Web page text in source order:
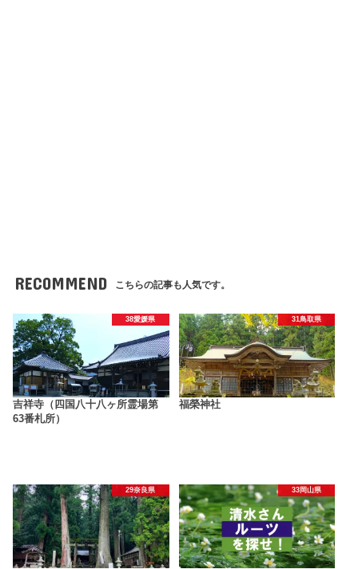
RECOMMEND こちらの記事も人気です。
38愛媛県
吉祥寺（四国八十八ヶ所霊場第
63番札所）
31鳥取県
福榮神社
29奈良県 33岡山県